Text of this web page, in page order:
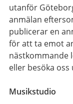
utanför
anmälan
publicerar en
för att ta emot
nästkommande
eller besöka
Musikstudio